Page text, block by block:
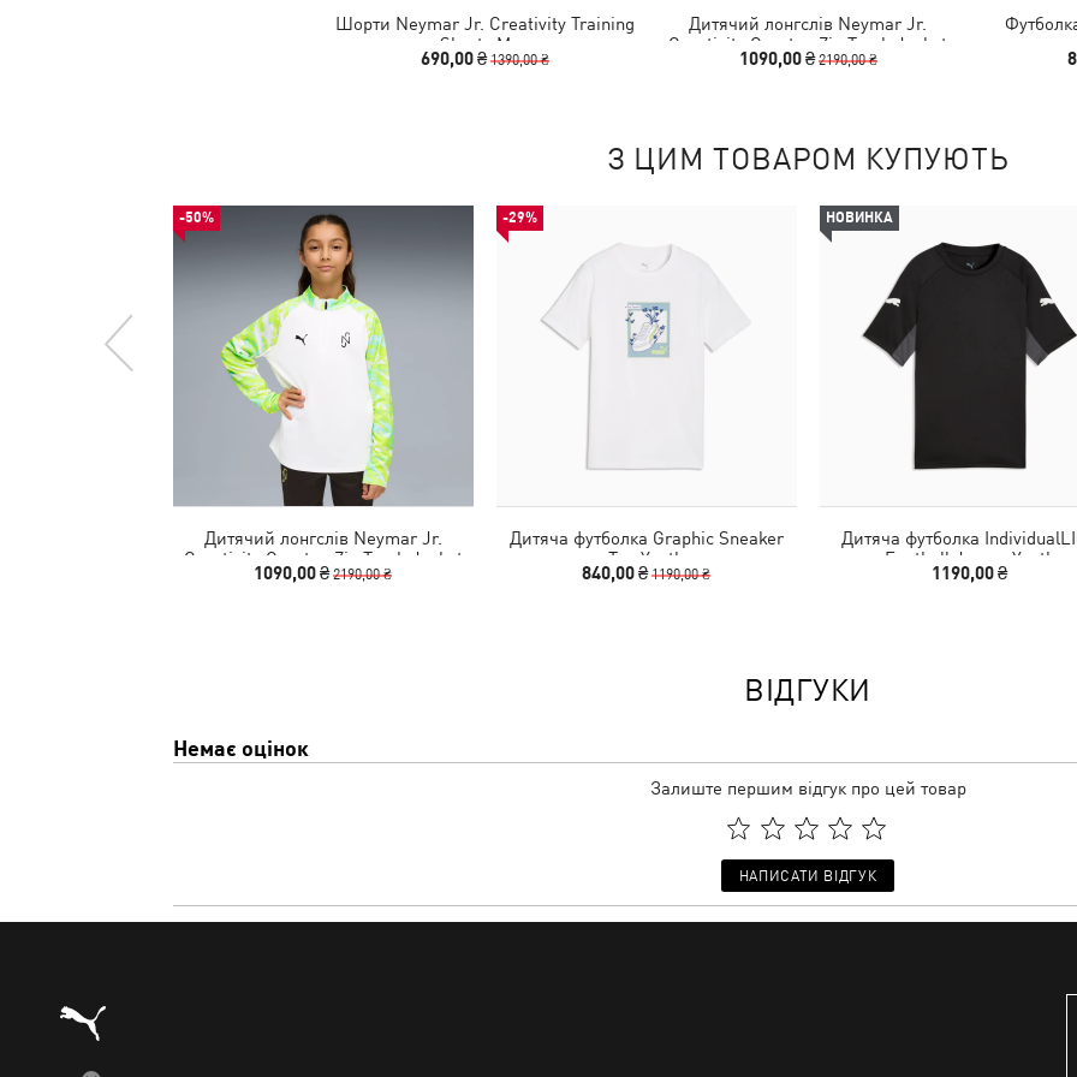
Шорти Neymar Jr. Creativity Training
Shorts Men
690,00 ₴1390,00 ₴
Дитячий лонгслів Neymar Jr.
Creativity Quarter-Zip Track Jacket
Youth
1090,00 ₴2190,00 ₴
З ЦИМ ТОВАРОМ КУПУЮТЬ
-50%
Дитячий лонгслів Neymar Jr.
Creativity Quarter-Zip Track Jacket
Youth
1090,00 ₴2190,00 ₴
-29%
Дитяча футболка Graphic Sneaker
Tee Youth
840,00 ₴1190,00 ₴
НОВИНКА
Дитяча футболка
Football Jersey Youth
1190,00 ₴
ВІДГУКИ
Немає оцінок
Залиште першим відгук про цей товар
НАПИСАТИ ВІДГУК